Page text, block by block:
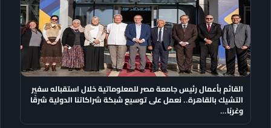
القائم بأعمال رئيس جامعة مصر للمعلوماتية خلال استقباله سفير
التشيك بالقاهرة.. نعمل على توسيع شبكة شراكاتنا الدولية شرقًا
وغربًا…